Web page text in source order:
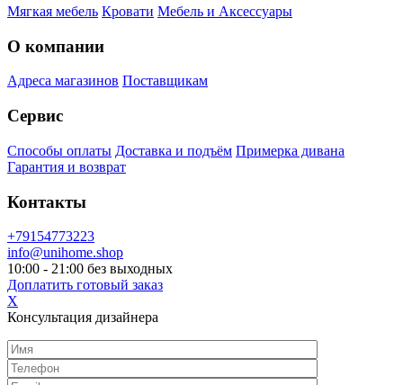
Мягкая мебель Кровати Мебель и Аксессуары
О компании
Адреса магазинов Поставщикам
Сервис
Способы оплаты Доставка и подъём Примерка дивана
Гарантия и возврат
Контакты
+79154773223
info@unihome.shop
10:00 - 21:00 без выходных
Доплатить готовый заказ
X
Консультация дизайнера